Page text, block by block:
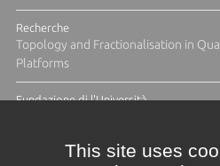
Recherche
Topology and Fractionalisation in
Platforms
Fundazione di l'Università
This site uses